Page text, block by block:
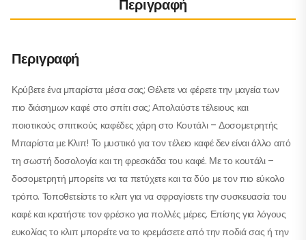
Περιγραφή
Περιγραφή
Κρύβετε ένα μπαρίστα μέσα σας; Θέλετε να φέρετε την μαγεία των
πιο διάσημων καφέ στο σπίτι σας; Απολαύστε τέλειους και
ποιοτικούς σπιτικούς καφέδες χάρη στο Κουτάλι – Δοσομετρητής
Μπαρίστα με Κλιπ! Το μυστικό για τον τέλειο καφέ δεν είναι άλλο από
τη σωστή δοσολογία και τη φρεσκάδα του καφέ. Με το κουτάλι –
δοσομετρητή μπορείτε να τα πετύχετε και τα δύο με τον πιο εύκολο
τρόπο. Τοποθετείστε το κλιπ για να σφραγίσετε την συσκευασία του
καφέ και κρατήστε τον φρέσκο για πολλές μέρες. Επίσης για λόγους
ευκολίας το κλιπ μπορείτε να το κρεμάσετε από την ποδιά σας ή την